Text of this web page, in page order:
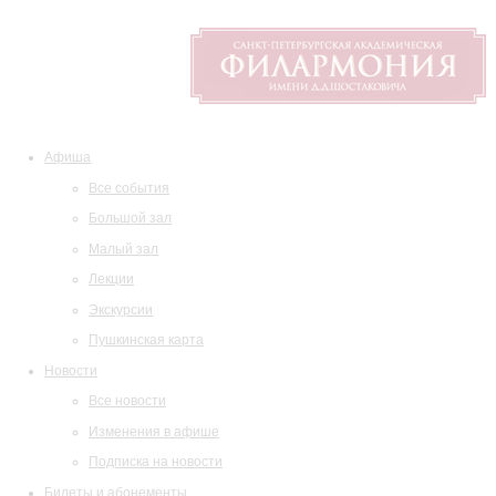
Афиша
Все события
Большой зал
Малый зал
Лекции
Экскурсии
Пушкинская карта
Новости
Все новости
Изменения в афише
Подписка на новости
Билеты и абонементы